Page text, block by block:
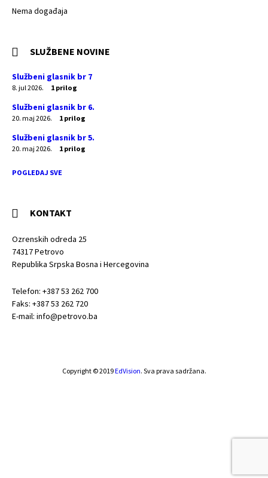
Nema događaja
SLUŽBENE NOVINE
Službeni glasnik br 7
8. jul 2026. 1 prilog
Službeni glasnik br 6.
20. maj 2026. 1 prilog
Službeni glasnik br 5.
20. maj 2026. 1 prilog
POGLEDAJ SVE
KONTAKT
Ozrenskih odreda 25
74317 Petrovo
Republika Srpska Bosna i Hercegovina
Telefon: +387 53 262 700
Faks: +387 53 262 720
E-mail: info@petrovo.ba
Copyright © 2019EdVision. Sva prava sadržana.